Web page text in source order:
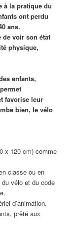
à la pratique du
ont perdu
ans.
voir son état
physique,
enfants,
favorise leur
bien, le vélo
x 120 cm) comme
classe ou en
vélo et du code
d’animation.
prêté aux